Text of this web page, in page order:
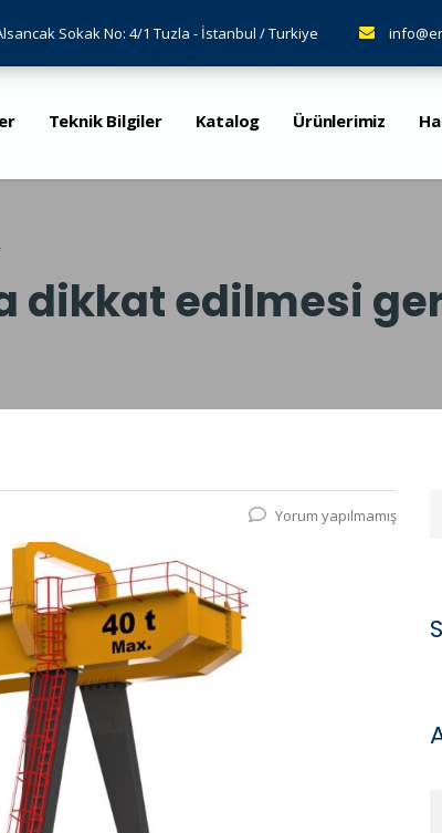
Sokak No: 4/1 Tuzla - İstanbul / Turkiye
Teknik Bilgiler Katalog Ürünlerimiz
dikkat edilmesi
Yorum yapılmamış